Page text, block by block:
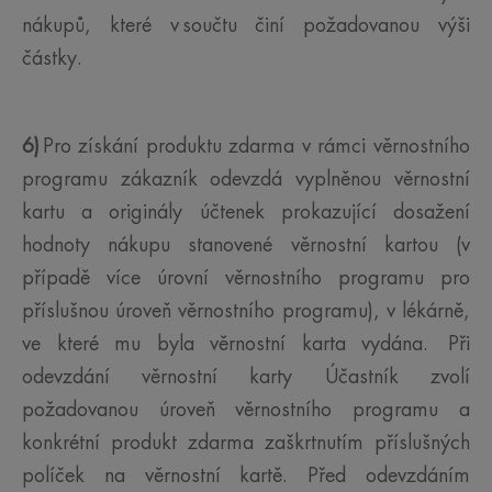
nákupů, které v součtu činí požadovanou výši
částky.
6) Pro získání produktu zdarma v rámci věrnostního
programu zákazník odevzdá vyplněnou věrnostní
kartu a originály účtenek prokazující dosažení
hodnoty nákupu stanovené věrnostní kartou (v
případě více úrovní věrnostního programu pro
příslušnou úroveň věrnostního programu), v lékárně,
ve které mu byla věrnostní karta vydána. Při
odevzdání věrnostní karty Účastník zvolí
požadovanou úroveň věrnostního programu a
konkrétní produkt zdarma zaškrtnutím příslušných
políček na věrnostní kartě. Před odevzdáním